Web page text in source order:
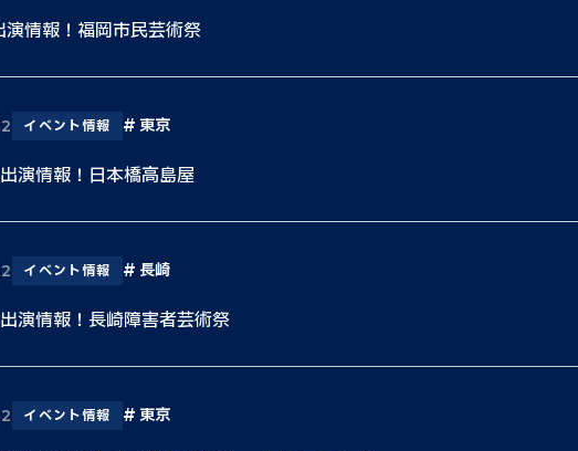
情報！福岡市民芸術祭
イベント情報 東京
演情報！日本橋高島屋
イベント情報 長崎
演情報！長崎障害者芸術祭
イベント情報 東京